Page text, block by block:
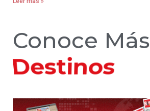
Conoce Más
Hoteles